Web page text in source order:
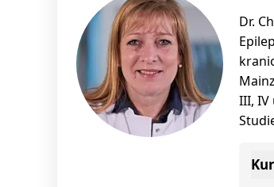
Dr.
III, IV